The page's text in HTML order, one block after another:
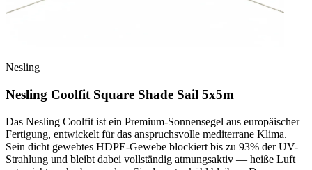
Nesling
Nesling Coolfit Square Shade Sail 5x5m
Das Nesling Coolfit ist ein Premium-Sonnensegel aus europäischer
Fertigung, entwickelt für das anspruchsvolle mediterrane Klima.
Sein dicht gewebtes HDPE-Gewebe blockiert bis zu 93% der UV-
Strahlung und bleibt dabei vollständig atmungsaktiv — heiße Luft